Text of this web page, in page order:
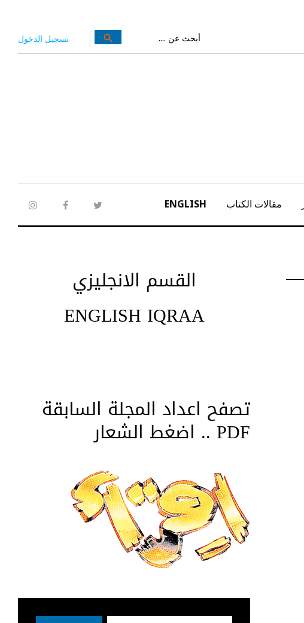
تسجيل الدخول
عن:
search
twitter
facebook
مقالات الكتاب ENGLISH
القسم الانجليزي
ENGLISH IQRAA
تصفح اعداد المجلة السابقة
PDF .. اضغط الشعار